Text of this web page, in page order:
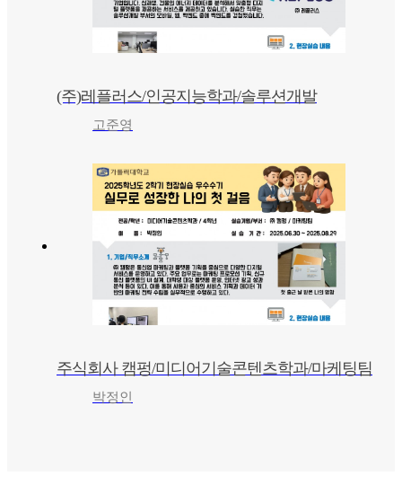
(주)레플러스/인공지능학과/솔루션개발
고준영
주식회사 캠펑/미디어기술콘텐츠학과/마케팅팀
박정인